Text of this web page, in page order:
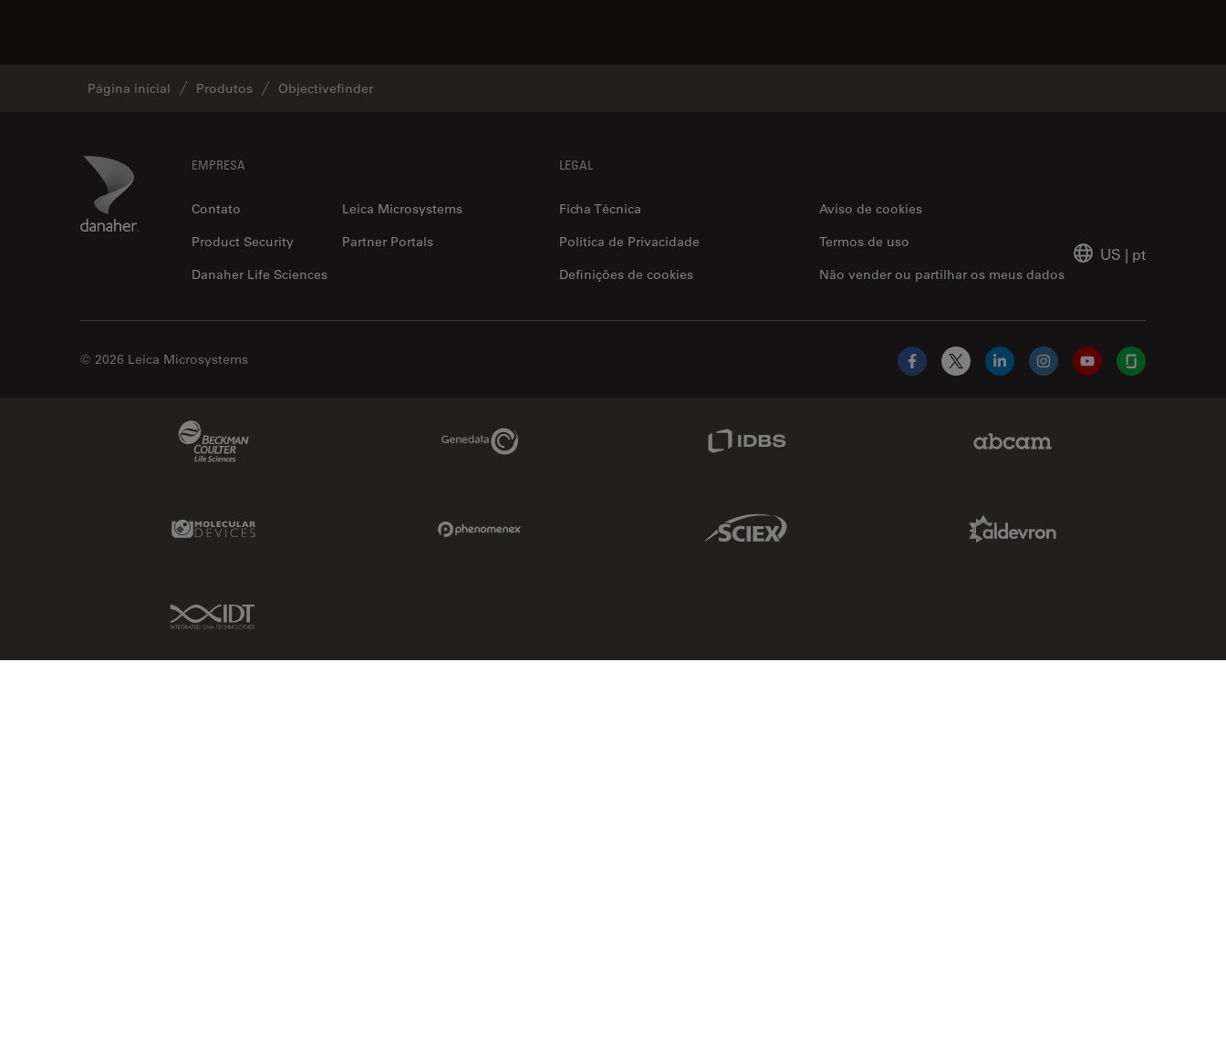
Página inicial Produtos Objectivefinder
Danaher Logo EMPRESA
Contato
Leica Microsystems
Product Security
Partner Portals
Danaher Life Sciences
LEGAL
Ficha Técnica
Aviso de cookies
Política de Privacidade
Não vender ou partilhar os meus dados
Termos de uso
Definições de cookies
US | pt
© 2026 Leica Microsystems
Facebook
X LinkedInInstagramYouTubeGlassdoor
Genedata Link
Molecular Devices Link Sciex Link
IDT Link